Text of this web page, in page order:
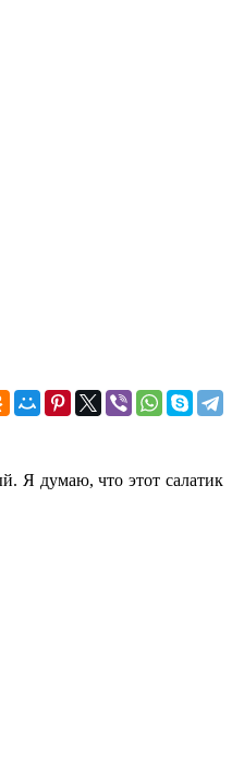
Я думаю, что этот салатик